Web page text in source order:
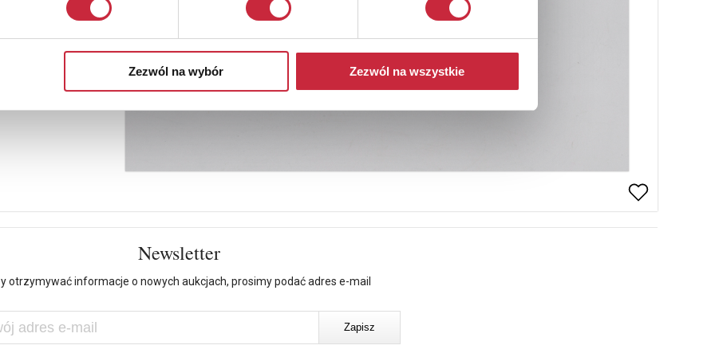
Zezwól na wybór Zezwól na wszystkie
Newsletter
otrzymywać informacje o nowych aukcjach, prosimy podać adres e-mail